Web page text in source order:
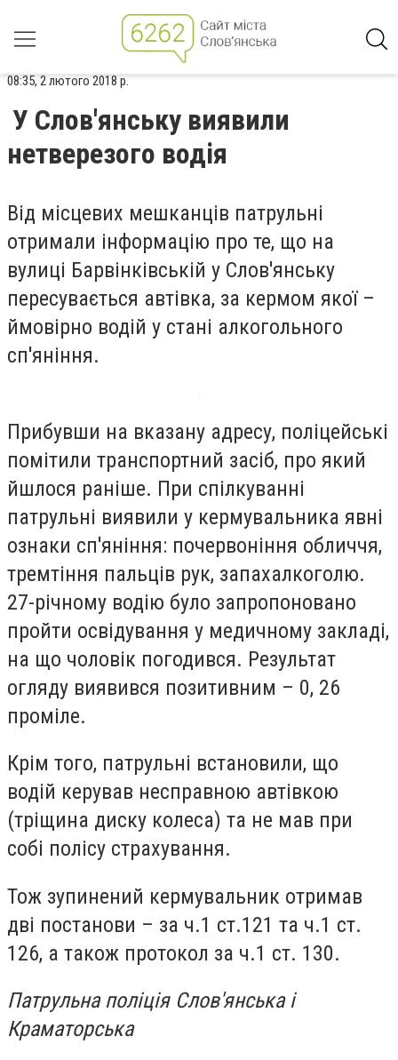
08:35, 2 лютого 2018 р.
У Слов'янську виявили
нетверезого водія
Від місцевих мешканців патрульні
отримали інформацію про те, що на
вулиці Барвінківській у Слов'янську
пересувається автівка, за кермом якої –
ймовірно водій у стані алкогольного
сп'яніння.
Прибувши на вказану адресу, поліцейські
помітили транспортний засіб, про який
йшлося раніше. При спілкуванні
патрульні виявили у кермувальника явні
ознаки сп'яніння: почервоніння обличчя,
тремтіння пальців рук, запахалкоголю.
27-річному водію було запропоновано
пройти освідування у медичному закладі,
на що чоловік погодився. Результат
огляду виявився позитивним – 0, 26
проміле.
Крім того, патрульні встановили, що
водій керував несправною автівкою
(тріщина диску колеса) та не мав при
собі полісу страхування.
Тож зупинений кермувальник отримав
дві постанови – за ч.1 ст.121 та ч.1 ст.
126, а також протокол за ч.1 ст. 130.
Патрульна поліція Слов'янська і
Краматорська